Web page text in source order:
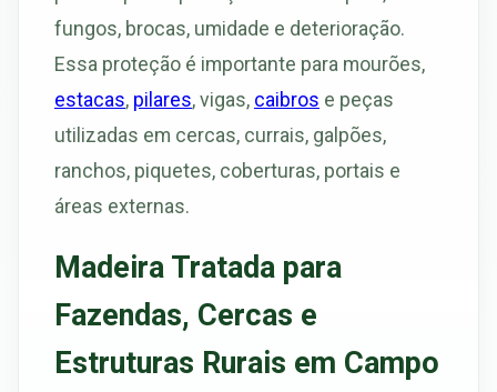
fungos, brocas, umidade e deterioração.
Essa proteção é importante para mourões,
estacas, pilares, vigas, caibros e peças
utilizadas em cercas, currais, galpões,
ranchos, piquetes, coberturas, portais e
áreas externas.
Madeira Tratada para
Fazendas, Cercas e
Estruturas Rurais em Campo